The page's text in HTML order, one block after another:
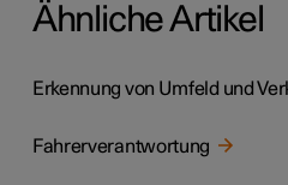
Ähnliche Artikel
Erkennung von Umfeld und
Fahrerverantwortung